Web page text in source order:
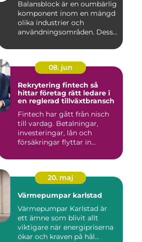
Balansblock är en oumbärlig
komponent inom en mängd
olika industrier och
användningsområden. Dessa
08. jun
Rekrytering fintech så
hittar företag rätt ledare i
en reglerad tillväxtbransch
Fintech har gått från nisch
till vardag. Betalningar,
investeringar, lån och
försäkringar flyttar in...
20. maj
Värmepumpar karlstad
Värmepumpar Karlstad är
ett ämne som blivit allt
viktigare när energipriserna
ökar och kraven på hål...